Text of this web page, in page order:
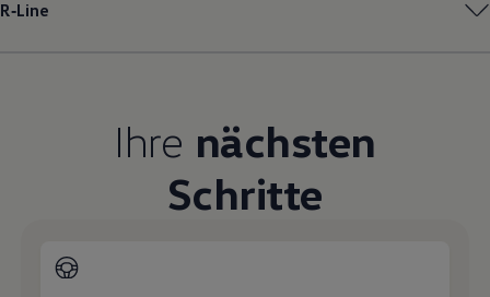
Pannen- und Unfallhilfe
Volkswagen Kundenbetreuung
R‑Line
Ihre nächsten
Schritte